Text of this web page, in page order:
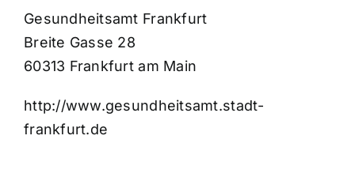
Gesundheitsamt Frankfurt
Breite Gasse 28
60313 Frankfurt am Main
http://www.gesundheitsamt.stadt-
frankfurt.de